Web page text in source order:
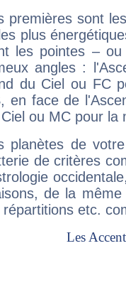
premières sont
plus
les pointes –
angles :
du Ciel ou FC
en face de
ou MC pour la
planètes de
de critères
de la
répartitions etc.